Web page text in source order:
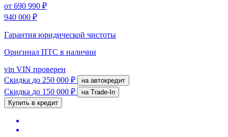
от 690 990 ₽
940 000 ₽
Гарантия юридической чистоты
Оригинал ПТС в наличии
vin VIN проверен
Скидка до 250 000 ₽ на автокредит
Скидка до 150 000 ₽
на Trade-In
Купить в кредит